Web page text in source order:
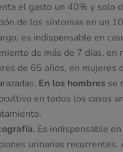
el gasto un 40% y solo
de los síntomas en un
es indispensable en
de más de 7 días, en
de 65 años, en mujeres
En los hombres se
en todos los casos
Es indispensable
urinarias recurrentes.